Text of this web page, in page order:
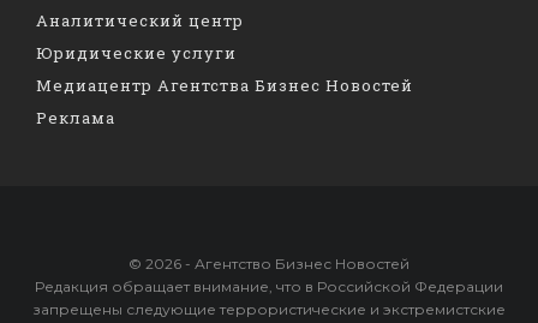
Аналитический центр
Юридические услуги
Медиацентр Агентства Бизнес Новостей
Реклама
© 2026 - Агентство Бизнес Новостей
Редакция обращает внимание, что в Российской Федерации
запрещены следующие террористические и экстремистские